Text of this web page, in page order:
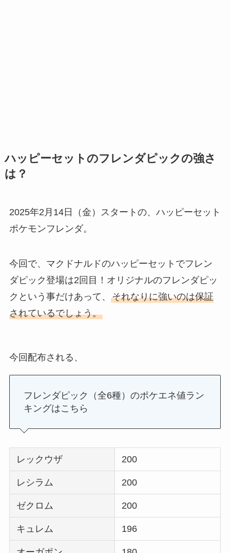
ハッピーセットのフレンダピックの強さ
は？
2025年2月14日（金）スタートの、ハッピーセット
ポケモンフレンダ。
今回で、マクドナルドのハッピーセットでフレン
ダピック登場は2回目！オリジナルのフレンダピッ
クという事だけあって、 それなりに強いのは保証
されているでしょう。
今回配布される、
フレンダピック（全6種）のポケエネ値ラン
キングはこちら
レックウザ 200
レシラム 200
ゼクロム 200
キュレム 196